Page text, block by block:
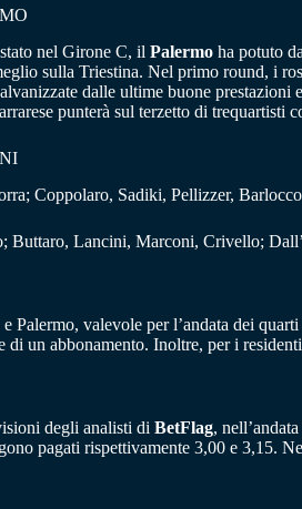
nel Girone C, il Palermo ha potuto
sulla Triestina. Nel primo round, i
dalle ultime buone
punterà sul terzetto di trequartisti
Coppolaro, Sadiki, Pellizzer,
Buttaro, Lancini, Marconi, Crivello;
Palermo, valevole per l’andata dei
di un abbonamento. Inoltre, per i
degli analisti di BetFlag,
pagati rispettivamente 3,00 e 3,15.